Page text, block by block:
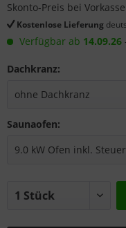
Skonto-Preis bei
Kostenlose Lieferung
Verfügbar ab 14.09.26
Dachkranz:
Saunaofen: